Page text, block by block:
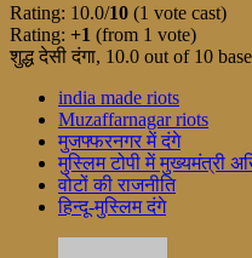
Rating: 10.0/10 (1 vote cast)
Rating: +1 (from 1 vote)
शुद्ध देसी दंगा, 10.0 out of 10
india made riots
Muzaffarnagar riots
मुजफ्फरनगर में दंगे
मुस्लिम टोपी में मुख्यमंत्री
वोटों की राजनीति
हिन्दू-मुस्लिम दंगे